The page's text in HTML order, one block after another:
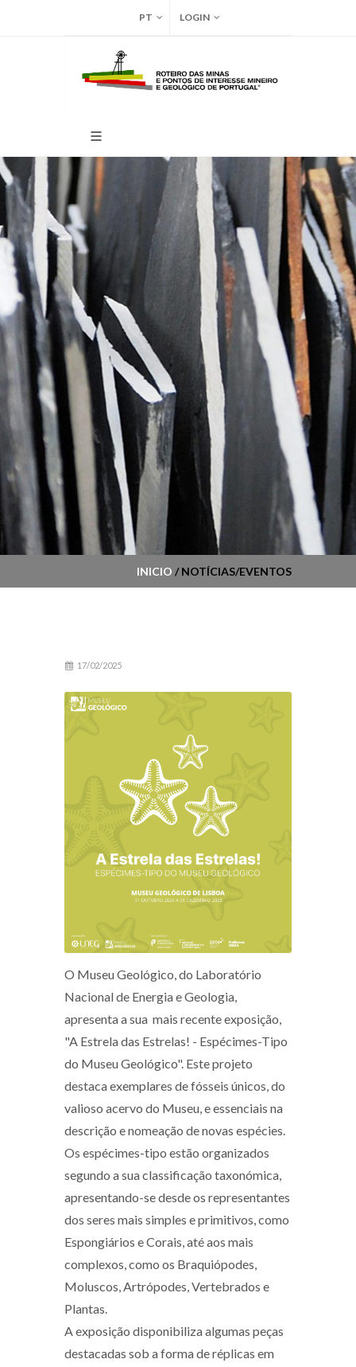
PT LOGIN
INICIO / NOTÍCIAS/EVENTOS
17/02/2025
O Museu Geológico, do Laboratório
Nacional de Energia e Geologia,
apresenta a sua mais recente exposição,
"A Estrela das Estrelas! - Espécimes-Tipo
do Museu Geológico". Este projeto
destaca exemplares de fósseis únicos, do
valioso acervo do Museu, e essenciais na
descrição e nomeação de novas espécies.
Os espécimes-tipo estão organizados
segundo a sua classificação taxonómica,
apresentando-se desde os representantes
dos seres mais simples e primitivos, como
Espongiários e Corais, até aos mais
complexos, como os Braquiópodes,
Moluscos, Artrópodes, Vertebrados e
Plantas.
A exposição disponibiliza algumas peças
destacadas sob a forma de réplicas em